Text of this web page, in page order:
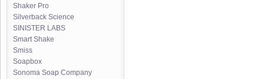
Shaker Pro
Silverback Science
SINISTER LABS
Smart Shake
Smiss
Soapbox
Sonoma Soap Company